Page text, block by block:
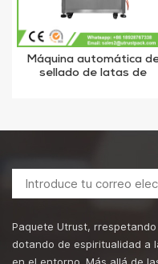
Máquina automática
sellado de latas de
Paquete Utrust,
dotando de espiritualidad a
en el entorno. Más allá de